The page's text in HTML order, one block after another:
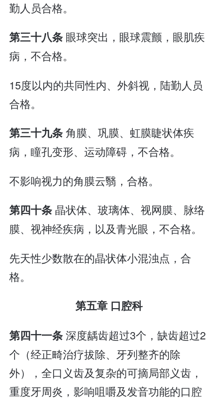
勤人员合格。
第三十八条 眼球突出，眼球震颤，眼肌疾
病，不合格。
15度以内的共同性内、外斜视，陆勤人员
合格。
第三十九条角膜、巩膜、虹膜睫状体疾
病，瞳孔变形、运动障碍，不合格。
不影响视力的角膜云翳，合格。
第四十条 晶状体、玻璃体、视网膜、脉络
膜、视神经疾病，以及青光眼，不合格。
先天性少数散在的晶状体小混浊点，合
格。
第五章 口腔科
第四十一条深度龋齿超过3个，缺齿超过2
个（经正畸治疗拔除、牙列整齐的除
外），全口义齿及复杂的可摘局部义齿，
重度牙周炎，影响咀嚼及发音功能的口腔